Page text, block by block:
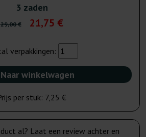
3 zaden
29,00 € 21,75 €
verpakkingen:
Naar winkelwagen
per stuk: 7,25 €
al? Laat een review achter en